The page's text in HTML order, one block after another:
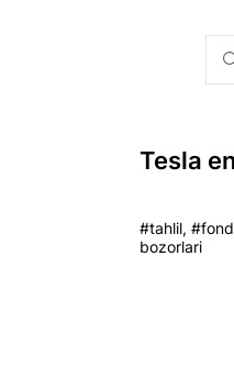
Tesla
#tahlil, #fond
bozorlari